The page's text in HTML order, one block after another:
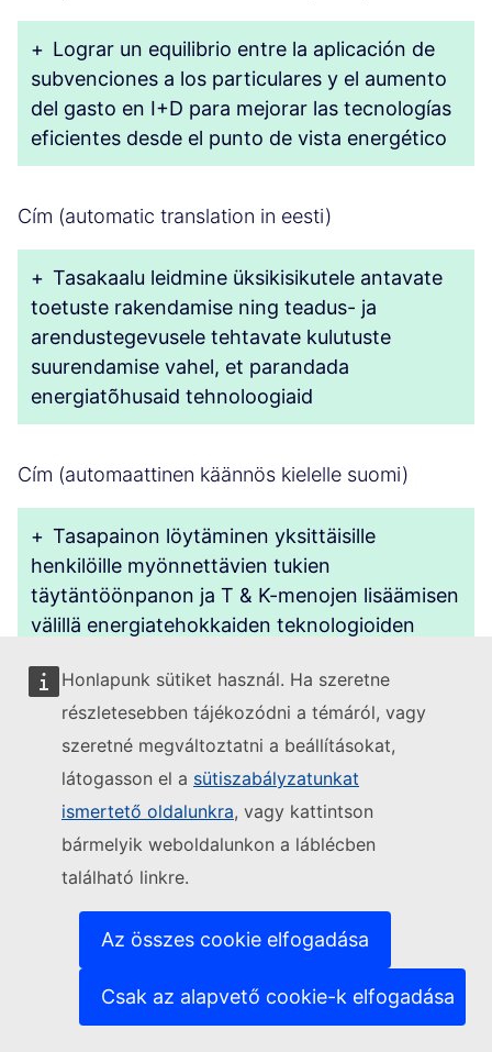
Honlapunk sütiket használ. Ha szeretne
részletesebben tájékozódni a témáról, vagy
szeretné megváltoztatni a beállításokat,
látogasson el a sütiszabályzatunkat
ismertető oldalunkra, vagy kattintson
bármelyik weboldalunkon a láblécben
található linkre.
Az összes cookie elfogadása
Csak az alapvető cookie-k elfogadása
+ Lograr un equilibrio entre la aplicación de
subvenciones a los particulares y el aumento
del gasto en I+D para mejorar las tecnologías
eficientes desde el punto de vista energético
Cím (automatic translation in eesti)
+ Tasakaalu leidmine üksikisikutele antavate
toetuste rakendamise ning teadus- ja
arendustegevusele tehtavate kulutuste
suurendamise vahel, et parandada
energiatõhusaid tehnoloogiaid
Cím (automaattinen käännös kielelle suomi)
+ Tasapainon löytäminen yksittäisille
henkilöille myönnettävien tukien
täytäntöönpanon ja T & K-menojen lisäämisen
välillä energiatehokkaiden teknologioiden
Cím (traduction automatique en français)
Trouver un équilibre entre la mise en œuvre
de subventions pour les particuliers et
l’augmentation des dépenses de R & D pour
améliorer les technologies économes en
énergie
Cím (automatic translation in Gaeilge)